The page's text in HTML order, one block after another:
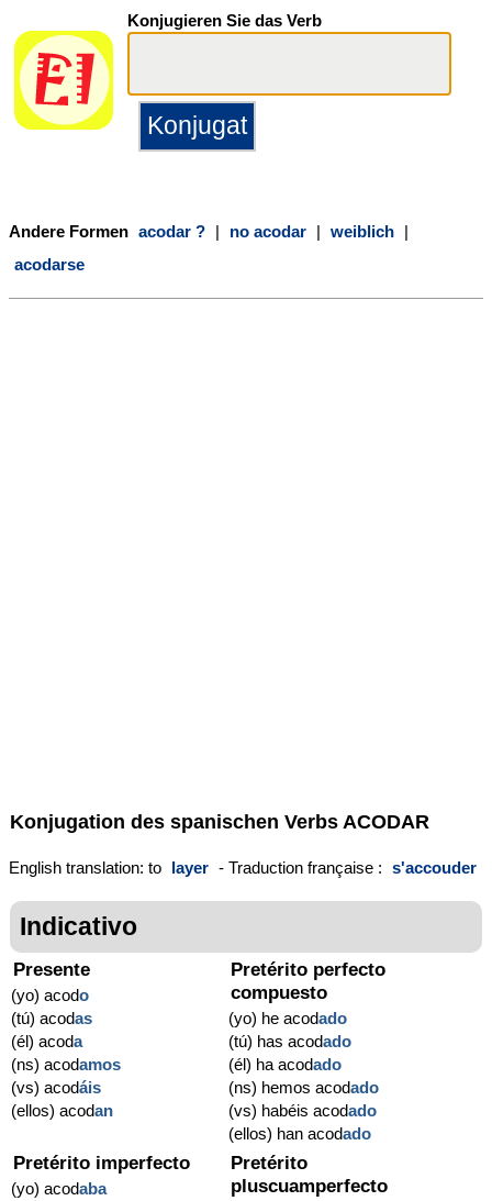
Konjugieren Sie das Verb
Andere Formen acodar ? | no acodar | weiblich |
acodarse
Konjugation des spanischen Verbs ACODAR
English translation: to layer - Traduction française : s'accouder
Indicativo
Presente
(yo) acodo
(tú) acodas
(él) acoda
(ns) acodamos
(vs) acodáis
(ellos) acodan
Pretérito perfecto
compuesto
(yo) he acodado
(tú) has acodado
(él) ha acodado
(ns) hemos acodado
(vs) habéis acodado
(ellos) han acodado
Pretérito imperfecto
(yo) acodaba
Pretérito
pluscuamperfecto